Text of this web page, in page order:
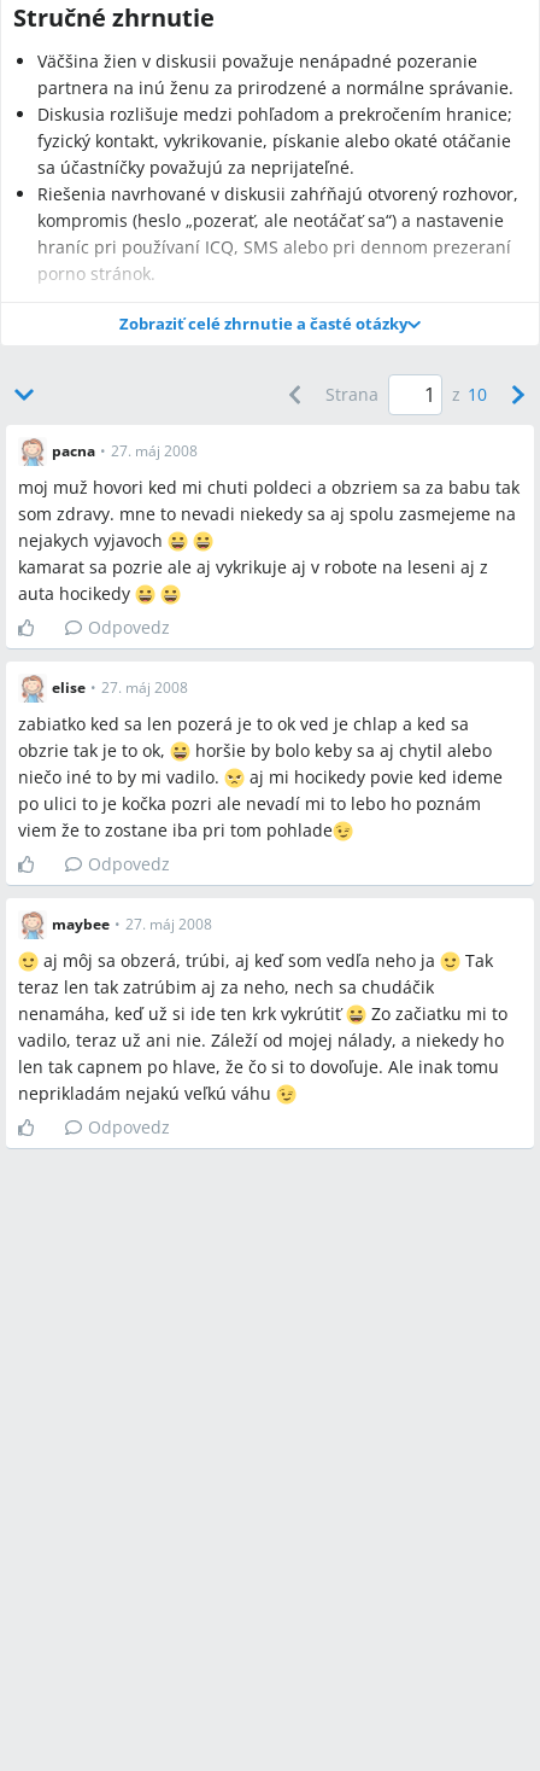
Stručné zhrnutie
Väčšina žien v diskusii považuje nenápadné pozeranie
partnera na inú ženu za prirodzené a normálne správanie.
Diskusia rozlišuje medzi pohľadom a prekročením hranice;
fyzický kontakt, vykrikovanie, pískanie alebo okaté otáčanie
sa účastníčky považujú za neprijateľné.
Riešenia navrhované v diskusii zahŕňajú otvorený rozhovor,
kompromis (heslo „pozerať, ale neotáčať sa“) a nastavenie
hraníc pri používaní ICQ, SMS alebo pri dennom prezeraní
porno stránok.
Najčastejšie otázky
Q:Prečo sa partner pozerá na iné ženy?
A:Vo viacerých príspevkoch účastníčky uviedli, že pozeranie
považujú za biologicky a kultúrne podmienené správanie;
niekoľké príspevky spomenuli rozdielne správanie v Francii v
porovnaní s ČR.
Q:Ako môžem reagovať, keď mi vadí, že sa partner pozerá na
A:Diskusia odporúča priame riešenie: otvorený rozhovor a
prípadne nenásilné neverbálne upozornenie, ktoré niektoré
ženy opísali slovami „capnem po hlave“ alebo „šťípnutie“.
Q:Je pozeranie predzvesťou nevere?
A:Názory sa líšia; niektoré ženy tvrdia, že „tichá nevera“ môže
začať pohľadom, iné poukázali na konkrétny prípad „in
flagranti“ ako dôkaz, že voľné pozeranie samo o sebe ešte
nemusí viesť k fyzickej nevere.
Q:Ako riešiť, ak partner trávi čas na porno stránkach alebo
píše na ICQ počas vzťahu?
A:V diskusii jedna žena v 36. týždni tehotenstva menovala
dennú návštevu porno stránok a písanie na ICQ ako problém;
odporúčané kroky sú rozhovor, nastavenie hraníc a dohodnutie
frekvencie takéhoto správania.
Q:Ako sa vysporiadať s žiarlivosťou po narodení dieťaťa?
A:
nové priority a problém s pozeraním často ustúpi, pričom
Zobraziť celé zhrnutie a časté otázky
Strana z 10
pacna • 27. máj 2008
moj muž hovori ked mi chuti poldeci a obzriem sa za babu tak
som zdravy. mne to nevadi niekedy sa aj spolu zasmejeme na
nejakych vyjavoch
kamarat sa pozrie ale aj vykrikuje aj v robote na leseni aj z
auta hocikedy
Odpovedz
elise • 27. máj 2008
zabiatko ked sa len pozerá je to ok ved je chlap a ked sa
obzrie tak je to ok,
horšie by bolo keby sa aj chytil alebo
niečo iné to by mi vadilo.
aj mi hocikedy povie ked ideme
po ulici to je kočka pozri ale nevadí mi to lebo ho poznám
viem že to zostane iba pri tom pohlade
Odpovedz
maybee • 27. máj 2008
aj môj sa obzerá, trúbi, aj keď som vedľa neho ja
Tak
teraz len tak zatrúbim aj za neho, nech sa chudáčik
nenamáha, keď už si ide ten krk vykrútiť
Zo začiatku mi to
vadilo, teraz už ani nie. Záleží od mojej nálady, a niekedy ho
len tak capnem po hlave, že čo si to dovoľuje. Ale inak tomu
neprikladám nejakú veľkú váhu
Odpovedz